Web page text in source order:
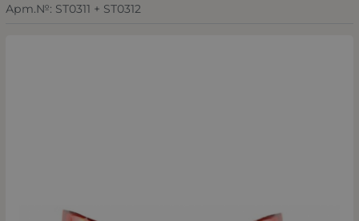
Арт.№: ST0311 + ST0312